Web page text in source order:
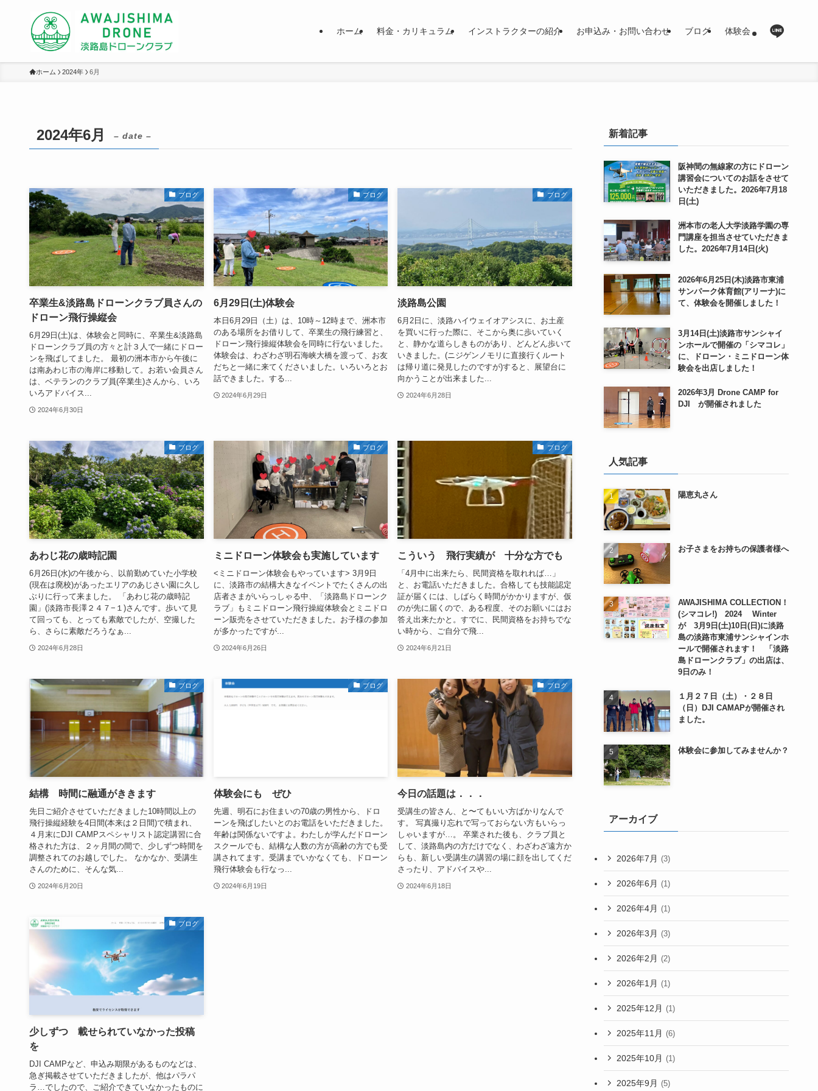
ホーム 料金・カリキュラム インストラクターの紹介 お申込み・お問い合わせ ブログ 体験会
ホーム 2024年 6月
2024年6月 – date –
ブログ
卒業生&淡路島ドローンクラブ員さんの
ドローン飛行操縦会
6月29日(土)は、体験会と同時に、卒業生&淡路島
ドローンクラブ員の方々と計３人で一緒にドロー
ンを飛ばしてました。 最初の洲本市から午後に
は南あわじ市の海岸に移動して。お若い会員さん
は、ベテランのクラブ員(卒業生)さんから、いろ
いろアドバイス...
2024年6月30日
ブログ
6月29日(土)体験会
本日6月29日（土）は、10時～12時まで、洲本市
のある場所をお借りして、卒業生の飛行練習と、
ドローン飛行操縦体験会を同時に行ないました。
体験会は、わざわざ明石海峡大橋を渡って、お友
だちと一緒に来てくださいました。いろいろとお
話できました。する...
2024年6月29日
ブログ
淡路島公園
6月2日に、淡路ハイウェイオアシスに、お土産
を買いに行った際に、そこから奥に歩いていく
と、静かな道らしきものがあり、どんどん歩いて
いきました。(ニジゲンノモリに直接行くルート
は帰り道に発見したのですが)すると、展望台に
向かうことが出来ました...
2024年6月28日
ブログ
あわじ花の歳時記園
6月26日(水)の午後から、以前勤めていた小学校
(現在は廃校)があったエリアのあじさい園に久し
ぶりに行って来ました。 「あわじ花の歳時記
園」(淡路市長澤２４７−１)さんです。歩いて見
て回っても、とっても素敵でしたが、空撮した
ら、さらに素敵だろうなぁ...
2024年6月28日
ブログ
ミニドローン体験会も実施しています
<ミニドローン体験会もやっています> 3月9日
に、淡路市の結構大きなイベントでたくさんの出
店者さまがいらっしゃる中、「淡路島ドローンク
ラブ」もミニドローン飛行操縦体験会とミニドロ
ーン販売をさせていただきました。お子様の参加
が多かったですが...
2024年6月26日
ブログ
こういう 飛行実績が 十分な方でも
「4月中に出来たら、民間資格を取れれば…」
と、お電話いただきました。合格しても技能認定
証が届くには、しばらく時間がかかりますが、仮
のが先に届くので、ある程度、そのお願いにはお
答え出来たかと。すでに、民間資格をお持ちでな
い時から、ご自分で飛...
2024年6月21日
ブログ
結構 時間に融通がききます
先日ご紹介させていただきました10時間以上の
飛行操縦経験を4日間(本来は２日間)で積まれ、
４月末にDJI CAMPスペシャリスト認定講習に合
格された方は、２ヶ月間の間で、少しずつ時間を
調整されてのお越しでした。 なかなか、受講生
さんのために、そんな気...
2024年6月20日
ブログ
体験会にも ぜひ
先週、明石にお住まいの70歳の男性から、ドロ
ーンを飛ばしたいとのお電話をいただきました。
年齢は関係ないですよ。わたしが学んだドローン
スクールでも、結構な人数の方が高齢の方でも受
講されてます。受講までいかなくても、ドローン
飛行体験会も行なっ...
2024年6月19日
ブログ
今日の話題は．．．
受講生の皆さん、と〜てもいい方ばかりなんで
す。 写真撮り忘れで写っておらない方もいらっ
しゃいますが…。 卒業された後も、クラブ員と
して、淡路島内の方だけでなく、わざわざ遠方か
らも、新しい受講生の講習の場に顔を出してくだ
さったり、アドバイスや...
2024年6月18日
ブログ
少しずつ 載せられていなかった投稿
を
DJI CAMPなど、申込み期限があるものなどは、
急ぎ掲載させていただきましたが、他はパラパ
ラ…でしたので、ご紹介できていなかったものに
新着記事
阪神間の無線家の方にドローン
講習会についてのお話をさせて
いただきました。2026年7月18
日(土)
洲本市の老人大学淡路学園の専
門講座を担当させていただきま
した。2026年7月14日(火)
2026年6月25日(木)淡路市東浦
サンパーク体育館(アリーナ)に
て、体験会を開催しました！
3月14日(土)淡路市サンシャイ
ンホールで開催の「シマコレ」
に、ドローン・ミニドローン体
験会を出店しました！
2026年3月 Drone CAMP for
DJI が開催されました
人気記事
陽恵丸さん
お子さまをお持ちの保護者様へ
AWAJISHIMA COLLECTION！
(シマコレ!) 2024 Winter
が 3月9日(土)10日(日)に淡路
島の淡路市東浦サンシャインホ
ールで開催されます！ 「淡路
島ドローンクラブ」の出店は、
9日のみ！
１月２７日（土）・２８日
（日）DJI CAMAPが開催され
ました。
体験会に参加してみませんか？
アーカイブ
2026年7月 (3)
2026年6月 (1)
2026年4月 (1)
2026年3月 (3)
2026年2月 (2)
2026年1月 (1)
2025年12月 (1)
2025年11月 (6)
2025年10月 (1)
2025年9月 (5)